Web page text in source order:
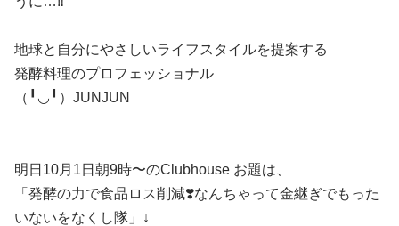
地球と自分にやさしいライフスタイルを提案する
発酵料理のプロフェッショナル
（╹◡╹）JUNJUN
明日10月1日朝9時〜のClubhouse お題は、
「発酵の力で食品ロス削減❣️なんちゃって金継ぎでもった
いないをなくし隊」↓